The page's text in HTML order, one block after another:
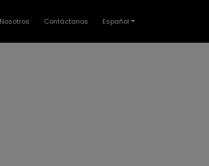
Nosotros Contáctanos Español